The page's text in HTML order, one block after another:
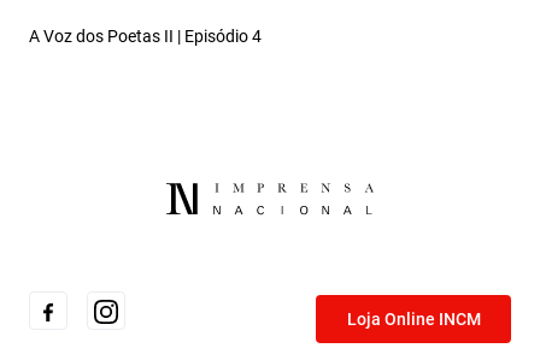
A Voz dos Poetas II | Episódio 4
Loja Online INCM